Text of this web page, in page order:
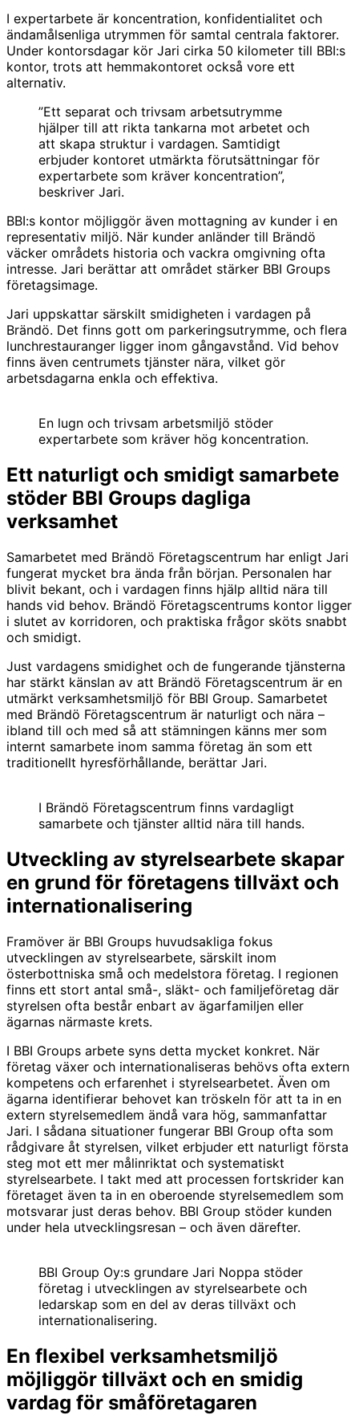
I expertarbete är koncentration, konfidentialitet och
ändamålsenliga utrymmen för samtal centrala faktorer.
Under kontorsdagar kör Jari cirka 50 kilometer till BBI:s
kontor, trots att hemmakontoret också vore ett
alternativ.
”Ett separat och trivsam arbetsutrymme
hjälper till att rikta tankarna mot arbetet och
att skapa struktur i vardagen. Samtidigt
erbjuder kontoret utmärkta förutsättningar för
expertarbete som kräver koncentration”,
beskriver Jari.
BBI:s kontor möjliggör även mottagning av kunder i en
representativ miljö. När kunder anländer till Brändö
väcker områdets historia och vackra omgivning ofta
intresse. Jari berättar att området stärker BBI Groups
företagsimage.
Jari uppskattar särskilt smidigheten i vardagen på
Brändö. Det finns gott om parkeringsutrymme, och flera
lunchrestauranger ligger inom gångavstånd. Vid behov
finns även centrumets tjänster nära, vilket gör
arbetsdagarna enkla och effektiva.
En lugn och trivsam arbetsmiljö stöder
expertarbete som kräver hög koncentration.
Ett naturligt och smidigt samarbete
stöder BBI Groups dagliga
verksamhet
Samarbetet med Brändö Företagscentrum har enligt Jari
fungerat mycket bra ända från början. Personalen har
blivit bekant, och i vardagen finns hjälp alltid nära till
hands vid behov. Brändö Företagscentrums kontor ligger
i slutet av korridoren, och praktiska frågor sköts snabbt
och smidigt.
Just vardagens smidighet och de fungerande tjänsterna
har stärkt känslan av att Brändö Företagscentrum är en
utmärkt verksamhetsmiljö för BBI Group. Samarbetet
med Brändö Företagscentrum är naturligt och nära –
ibland till och med så att stämningen känns mer som
internt samarbete inom samma företag än som ett
traditionellt hyresförhållande, berättar Jari.
I Brändö Företagscentrum finns vardagligt
samarbete och tjänster alltid nära till hands.
Utveckling av styrelsearbete skapar
en grund för företagens tillväxt och
internationalisering
Framöver är BBI Groups huvudsakliga fokus
utvecklingen av styrelsearbete, särskilt inom
österbottniska små och medelstora företag. I regionen
finns ett stort antal små-, släkt- och familjeföretag där
styrelsen ofta består enbart av ägarfamiljen eller
ägarnas närmaste krets.
I BBI Groups arbete syns detta mycket konkret. När
företag växer och internationaliseras behövs ofta extern
kompetens och erfarenhet i styrelsearbetet. Även om
ägarna identifierar behovet kan tröskeln för att ta in en
extern styrelsemedlem ändå vara hög, sammanfattar
Jari. I sådana situationer fungerar BBI Group ofta som
rådgivare åt styrelsen, vilket erbjuder ett naturligt första
steg mot ett mer målinriktat och systematiskt
styrelsearbete. I takt med att processen fortskrider kan
företaget även ta in en oberoende styrelsemedlem som
motsvarar just deras behov. BBI Group stöder kunden
under hela utvecklingsresan – och även därefter.
BBI Group Oy:s grundare Jari Noppa stöder
företag i utvecklingen av styrelsearbete och
ledarskap som en del av deras tillväxt och
internationalisering.
En flexibel verksamhetsmiljö
möjliggör tillväxt och en smidig
vardag för småföretagaren